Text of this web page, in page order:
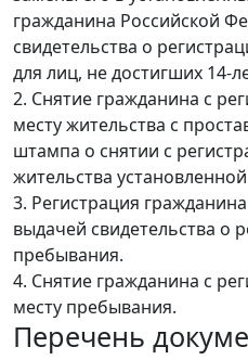
гражданина Российской
свидетельства о
для лиц, не достигших 14-
2. Снятие гражданина с
месту жительства с
штампа о снятии с
жительства
3. Регистрация
выдачей свидетельства о
пребывания.
4. Снятие гражданина с
месту пребывания.
Перечень